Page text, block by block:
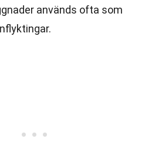
används ofta som